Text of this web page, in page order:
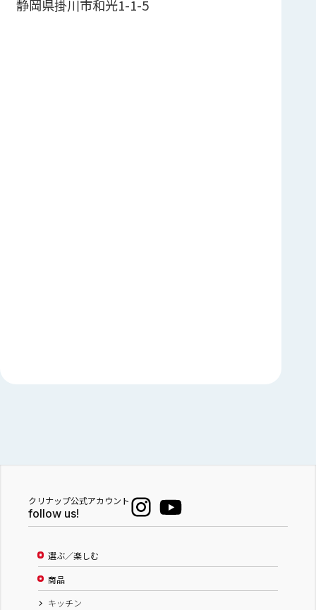
静岡県掛川市和光1-1-5
クリナップ公式アカウント
follow us!
選ぶ／楽しむ
商品
キッチン